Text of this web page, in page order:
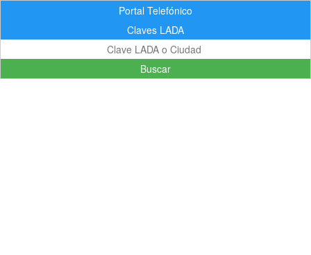
Portal Telefónico
Claves LADA
Buscar